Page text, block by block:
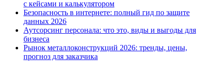
с кейсами и калькулятором
Безопасность в интернете: полный гид по защите
данных 2026
Аутсорсинг персонала: что это, виды и выгоды для
бизнеса
Рынок металлоконструкций 2026: тренды, цены,
прогноз для заказчика